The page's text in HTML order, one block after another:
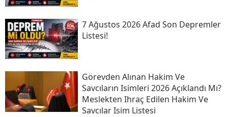
7 Ağustos 2026 Afad Son Depremler
Listesi!
Görevden Alınan Hakim Ve
Savcıların Isimleri 2026 Açıklandı Mı?
Meslekten Ihraç Edilen Hakim Ve
Savcılar Isim Listesi